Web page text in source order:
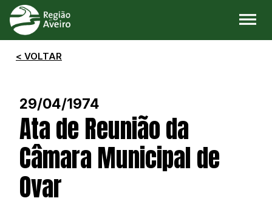
< VOLTAR
29/04/1974
Ata de Reunião da
Câmara Municipal de
Ovar